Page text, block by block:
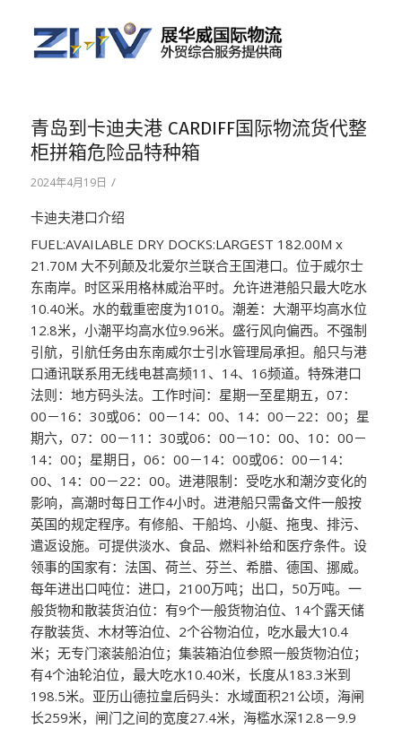
青岛到卡迪夫港 CARDIFF国际物流货代整
柜拼箱危险品特种箱
2024年4月19日 /
卡迪夫港口介绍
FUEL:AVAILABLE DRY DOCKS:LARGEST 182.00M x
21.70M 大不列颠及北爱尔兰联合王国港口。位于威尔士
东南岸。时区采用格林威治平时。允许进港船只最大吃水
10.40米。水的载重密度为1010。潮差：大潮平均高水位
12.8米，小潮平均高水位9.96米。盛行风向偏西。不强制
引航，引航任务由东南威尔士引水管理局承担。船只与港
口通讯联系用无线电甚高频11、14、16频道。特殊港口
法则：地方码头法。工作时间：星期一至星期五，07：
00－16：30或06：00－14：00、14：00－22：00；星
期六，07：00－11：30或06：00－10：00、10：00－
14：00；星期日，06：00－14：00或06：00－14：
00、14：00－22：00。进港限制：受吃水和潮汐变化的
影响，高潮时每日工作4小时。进港船只需备文件一般按
英国的规定程序。有修船、干船坞、小艇、拖曳、排污、
遣返设施。可提供淡水、食品、燃料补给和医疗条件。设
领事的国家有：法国、荷兰、芬兰、希腊、德国、挪威。
每年进出口吨位：进口，2100万吨；出口，50万吨。一
般货物和散装货泊位：有9个一般货物泊位、14个露天储
存散装货、木材等泊位、2个谷物泊位，吃水最大10.4
米；无专门滚装船泊位；集装箱泊位参照一般货物泊位；
有4个油轮泊位，最大吃水10.40米，长度从183.3米到
198.5米。亚历山德拉皇后码头：水域面积21公顷，海闸
长259米，闸门之间的宽度27.4米，海槛水深12.8－9.9